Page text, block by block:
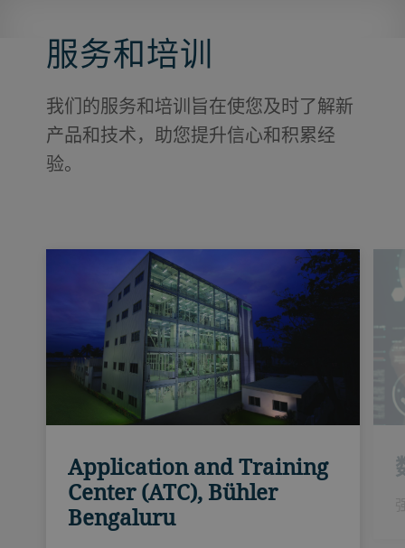
服务和培训
我们的服务和培训旨在使您及时了解新
产品和技术，助您提升信心和积累经
验。
Application and Training
Center (ATC), Bühler
Bengaluru